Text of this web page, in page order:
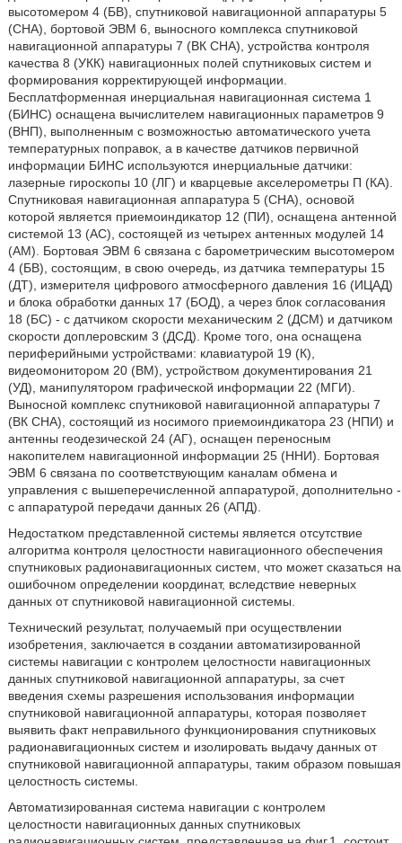
высотомером 4 (БВ), спутниковой навигационной аппаратуры 5
(СНА), бортовой ЭВМ 6, выносного комплекса спутниковой
навигационной аппаратуры 7 (ВК СНА), устройства контроля
качества 8 (УКК) навигационных полей спутниковых систем и
формирования корректирующей информации.
Бесплатформенная инерциальная навигационная система 1
(БИНС) оснащена вычислителем навигационных параметров 9
(ВНП), выполненным с возможностью автоматического учета
температурных поправок, а в качестве датчиков первичной
информации БИНС используются инерциальные датчики:
лазерные гироскопы 10 (ЛГ) и кварцевые акселерометры П (КА).
Спутниковая навигационная аппаратура 5 (СНА), основой
которой является приемоиндикатор 12 (ПИ), оснащена антенной
системой 13 (АС), состоящей из четырех антенных модулей 14
(AM). Бортовая ЭВМ 6 связана с барометрическим высотомером
4 (БВ), состоящим, в свою очередь, из датчика температуры 15
(ДТ), измерителя цифрового атмосферного давления 16 (ИЦАД)
и блока обработки данных 17 (БОД), а через блок согласования
18 (БС) - с датчиком скорости механическим 2 (ДСМ) и датчиком
скорости доплеровским 3 (ДСД). Кроме того, она оснащена
периферийными устройствами: клавиатурой 19 (К),
видеомонитором 20 (ВМ), устройством документирования 21
(УД), манипулятором графической информации 22 (МГИ).
Выносной комплекс спутниковой навигационной аппаратуры 7
(ВК СНА), состоящий из носимого приемоиндикатора 23 (НПИ) и
антенны геодезической 24 (АГ), оснащен переносным
накопителем навигационной информации 25 (ННИ). Бортовая
ЭВМ 6 связана по соответствующим каналам обмена и
управления с вышеперечисленной аппаратурой, дополнительно -
с аппаратурой передачи данных 26 (АПД).
Недостатком представленной системы является отсутствие
алгоритма контроля целостности навигационного обеспечения
спутниковых радионавигационных систем, что может сказаться на
ошибочном определении координат, вследствие неверных
данных от спутниковой навигационной системы.
Технический результат, получаемый при осуществлении
изобретения, заключается в создании автоматизированной
системы навигации с контролем целостности навигационных
данных спутниковой навигационной аппаратуры, за счет
введения схемы разрешения использования информации
спутниковой навигационной аппаратуры, которая позволяет
выявить факт неправильного функционирования спутниковых
радионавигационных систем и изолировать выдачу данных от
спутниковой навигационной аппаратуры, таким образом повышая
целостность системы.
Автоматизированная система навигации с контролем
целостности навигационных данных спутниковых